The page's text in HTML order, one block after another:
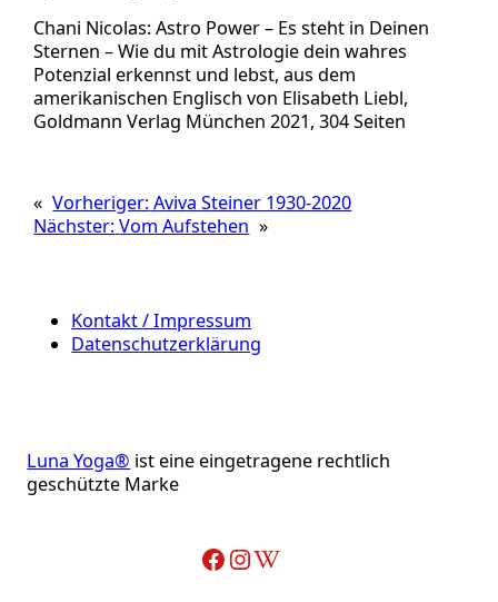
Chani Nicolas: Astro Power – Es steht in Deinen
Sternen – Wie du mit Astrologie dein wahres
Potenzial erkennst und lebst, aus dem
amerikanischen Englisch von Elisabeth Liebl,
Goldmann Verlag München 2021, 304 Seiten
« Vorheriger:Aviva Steiner 1930-2020
Nächster:Vom Aufstehen »
Kontakt / Impressum
Datenschutzerklärung
Luna Yoga® ist eine eingetragene rechtlich
geschützte Marke
Facebook InstagramWikipedia-Artikel über Adelheid Ohlig